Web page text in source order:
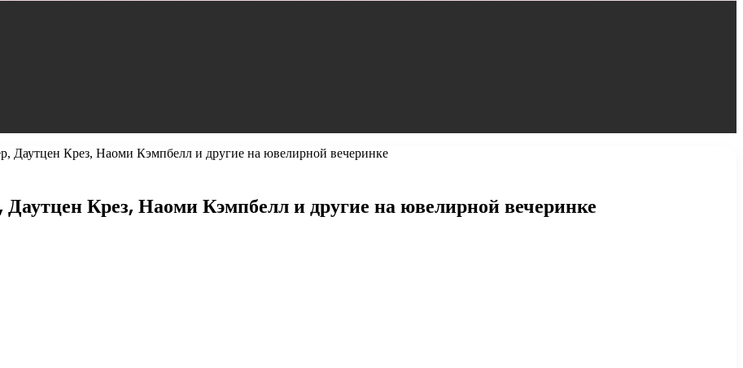
Даутцен Крез, Наоми Кэмпбелл и другие на ювелирной вечеринке
Крез, Наоми Кэмпбелл и другие на ювелирной вечеринке